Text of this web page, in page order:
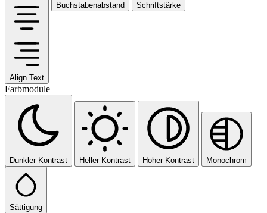
Align Text
Buchstabenabstand Schriftstärke
Farbmodule
Dunkler Kontrast Heller Kontrast Hoher Kontrast Monochrom
Sättigung